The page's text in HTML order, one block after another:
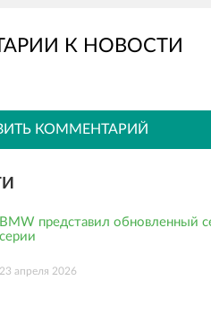
во
ВКонтакте
Одноклассниках
К НОВОСТИ
КОММЕНТАРИЙ
BMW представил обновленный
серии
23 апреля 2026